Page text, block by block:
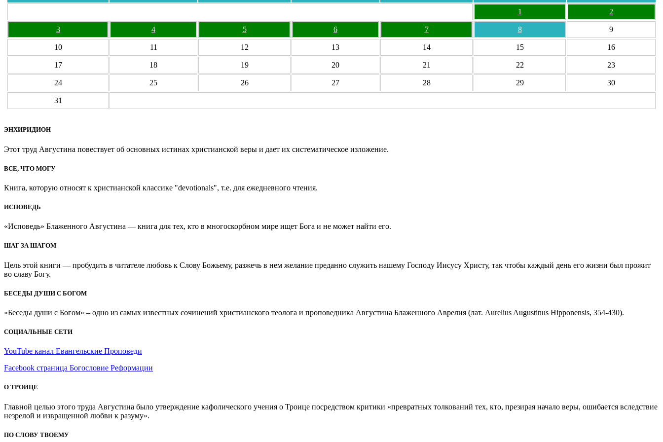
1
2
3 4 5 6 7 8 9
10 11 12 13 14 15 16
17 18 19 20 21 22 23
24 25 26 27 28 29 30
31
ЭНХИРИДИОН
Этот труд Августина повествует об основных истинах христианской веры и дает их систематическое изложение.
ВСЕ, ЧТО МОГУ
Книга, которую относят к христианской классике "devotionals", т.е. для ежедневного чтения.
ИСПОВЕДЬ
«Исповедь» Блаженного Августина — книга для тех, кто в многоскорбном мире ищет Бога и не может найти его.
ШАГ ЗА ШАГОМ
Цель этой книги — пробудить в читателе любовь к Слову Божьему, разжечь в нем желание преданно служить нашему Господу Иисусу Христу, так чтобы каждый день его жизни был прожит
во славу Богу.
БЕСЕДЫ ДУШИ С БОГОМ
«Беседы души с Богом» – одно из самых известных сочинений христианского теолога и проповедника Августина Блаженного Аврелия (лат. Aurelius Augustinus Hipponensis, 354-430).
СОЦИАЛЬНЫЕ СЕТИ
YouTube канал Евангельские Проповеди
Facebook страница Богословие Реформации
О ТРОИЦЕ
Главной целью этого труда Августина было утверждение кафолического учения о Троице посредством критики «превратных толкований тех, кто, презирая начало веры, ошибается вследствие
незрелой и извращенной любви к разуму».
ПО СЛОВУ ТВОЕМУ